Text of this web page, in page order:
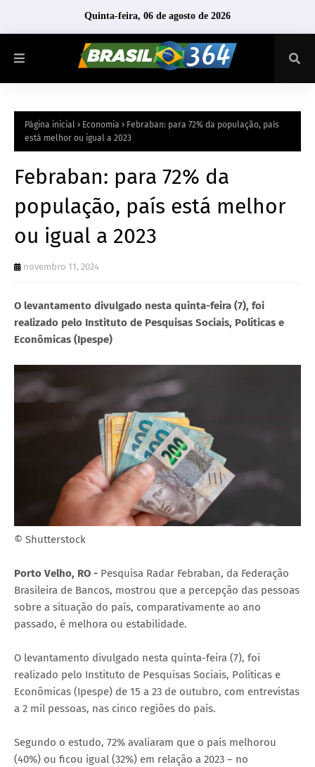
Quinta-feira, 06 de agosto de 2026
Página inicial Economia
Febraban: para 72% da população, país
está melhor ou igual a 2023
Febraban: para 72% da
população, país está melhor
ou igual a 2023
novembro 11, 2024
O levantamento divulgado nesta quinta-feira (7), foi
realizado pelo Instituto de Pesquisas Sociais, Políticas e
Econômicas (Ipespe)
© Shutterstock
Porto Velho, RO - Pesquisa Radar Febraban, da Federação
Brasileira de Bancos, mostrou que a percepção das pessoas
sobre a situação do país, comparativamente ao ano
passado, é melhora ou estabilidade.
O levantamento divulgado nesta quinta-feira (7), foi
realizado pelo Instituto de Pesquisas Sociais, Políticas e
Econômicas (Ipespe) de 15 a 23 de outubro, com entrevistas
a 2 mil pessoas, nas cinco regiões do país.
Segundo o estudo, 72% avaliaram que o país melhorou
(40%) ou ficou igual (32%) em relação a 2023 – no